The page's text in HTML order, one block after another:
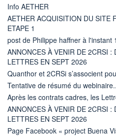
Info AETHER
AETHER ACQUISITION DU SITE
ETAPE 1
post de Philippe haffner à l'instant
ANNONCES À VENIR DE 2CRSI :
LETTRES EN SEPT 2026
Quanthor et 2CRSi s’associent
Tentative de résumé du
Après les contrats cadres, les
ANNONCES À VENIR DE 2CRSI :
LETTRES EN SEPT 2026
Page Facebook « project Buena